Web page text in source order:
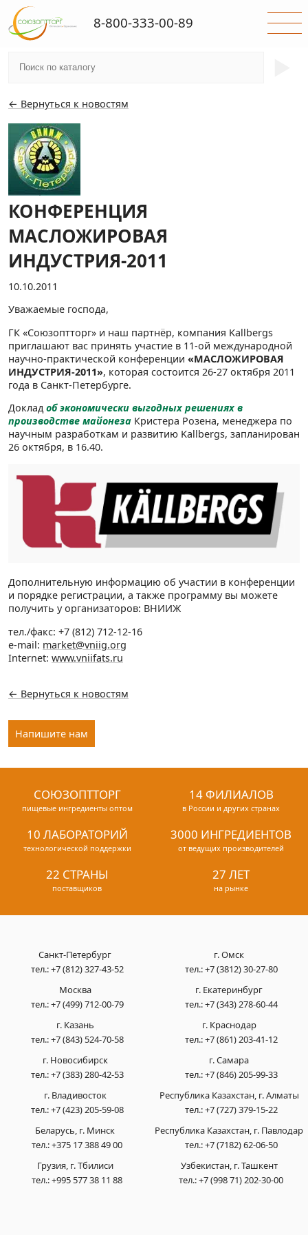
← Вернуться к новостям
КОНФЕРЕНЦИЯ
МАСЛОЖИРОВАЯ
ИНДУСТРИЯ-2011
10.10.2011
Уважаемые господа,
ГК «Союзоптторг» и наш партнёр, компания Kallbergs
приглашают вас принять участие в 11-ой международной
научно-практической конференции «МАСЛОЖИРОВАЯ
ИНДУСТРИЯ-2011», которая состоится 26-27 октября 2011
года в Санкт-Петербурге.
Доклад об экономически выгодных решениях в
производстве майонеза Кристера Розена, менеджера по
научным разработкам и развитию Kallbergs, запланирован
26 октября, в 16.40.
Дополнительную информацию об участии в конференции
и порядке регистрации, а также программу вы можете
получить у организаторов: ВНИИЖ
тел./факс: +7 (812) 712-12-16
e-mail: market@vniig.org
Internet: www.vniifats.ru
← Вернуться к новостям
Напишите нам
СОЮЗОПТТОРГ
пищевые ингредиенты оптом
14 ФИЛИАЛОВ
в России и других странах
10 ЛАБОРАТОРИЙ
технологической поддержки
3000 ИНГРЕДИЕНТОВ
от ведущих производителей
22 СТРАНЫ
поставщиков
27 ЛЕТ
на рынке
Санкт-Петербург
тел.:+7 (812) 327-43-52
Москва
тел.:+7 (499) 712-00-79
г. Казань
тел.:+7 (843) 524-70-58
г. Новосибирск
тел.:+7 (383) 280-42-53
г. Омск
тел.:+7 (3812) 30-27-80
г. Екатеринбург
тел.:+7 (343) 278-60-44
г. Краснодар
тел.:+7 (861) 203-41-12
г. Самара
тел.:+7 (846) 205-99-33
г. Владивосток
тел.:+7 (423) 205-59-08
Беларусь, г. Минск
тел.:+375 17 388 49 00
Грузия, г. Тбилиси
тел.:+995 577 38 11 88
Республика Казахстан, г. Алматы
тел.:+7 (727) 379-15-22
Республика Казахстан, г. Павлодар
тел.:+7 (7182) 62-06-50
Узбекистан, г. Ташкент
тел.:+7 (998 71) 202-30-00
8-800-333-00-89